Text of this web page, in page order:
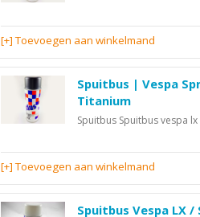
[+] Toevoegen aan winkelmand
Spuitbus | Vespa
Titanium
Spuitbus Spuitbus vespa
[+] Toevoegen aan winkelmand
Spuitbus Vespa LX